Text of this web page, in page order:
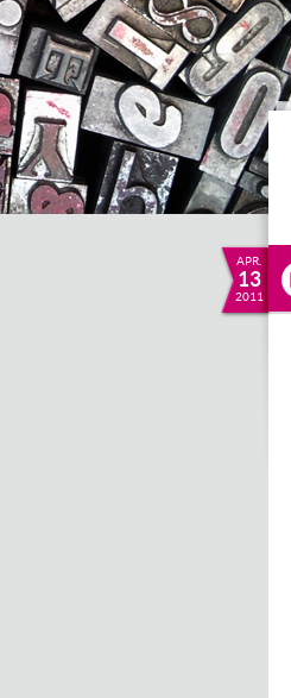
APR.
13
2011